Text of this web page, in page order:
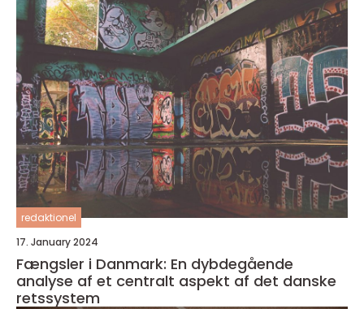
redaktionel
17. January 2024
Fængsler i Danmark: En dybdegående
analyse af et centralt aspekt af det danske
retssystem